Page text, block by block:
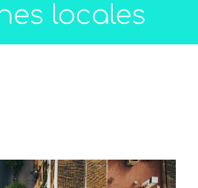
locales